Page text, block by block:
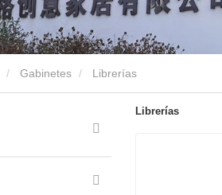
Gabinetes Librerías
Librerías